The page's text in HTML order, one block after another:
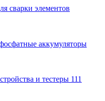
сварки элементов
аккумуляторы
и тестеры 111